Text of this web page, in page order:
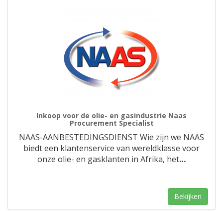
Inkoop voor de olie- en gasindustrie Naas
Procurement Specialist
NAAS-AANBESTEDINGSDIENST Wie zijn we NAAS
biedt een klantenservice van wereldklasse voor
onze olie- en gasklanten in Afrika, het…
Bekijken